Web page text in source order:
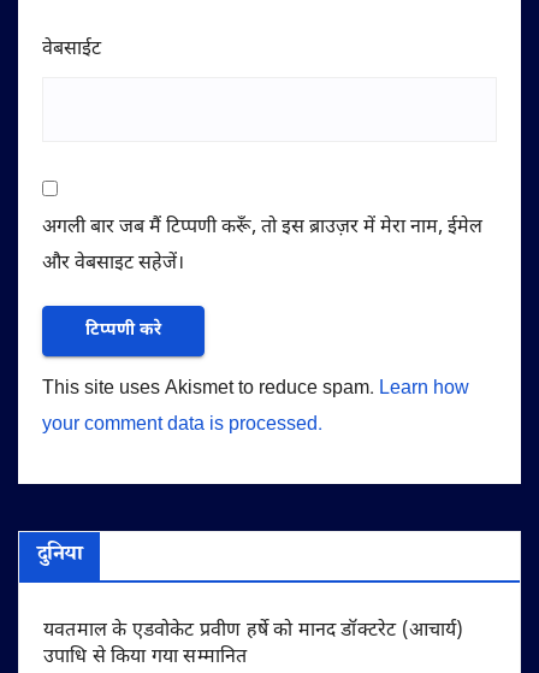
वेबसाईट
अगली बार जब मैं टिप्पणी करूँ, तो इस ब्राउज़र में मेरा नाम, ईमेल
और वेबसाइट सहेजें।
This site uses Akismet to reduce spam. Learn how
your comment data is processed.
दुनिया
यवतमाल के एडवोकेट प्रवीण हर्षे को मानद डॉक्टरेट (आचार्य)
उपाधि से किया गया सम्मानित